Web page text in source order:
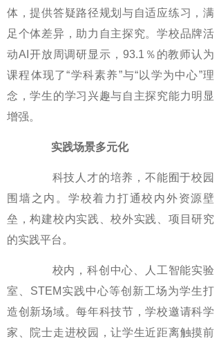
体，提供答疑路径规划与自适应练习，满
足个体差异，助力自主探究。学校品牌活
动AI开放周调研显示，93.1％的教师认为
课程体现了“学科素养”与“以学为中心”理
念，学生的学习兴趣与自主探究能力明显
增强。
实践场景多元化
科技人才的培养，不能囿于校园
围墙之内。学校着力打通校内外资源壁
垒，构建校内实践、校外实践、项目研究
的实践平台。
校内，科创中心、人工智能实验
室、STEM实践中心等创新工场为学生打
造创新场域。每年科技节，学校邀请科学
家、院士走进校园，让学生近距离触摸前